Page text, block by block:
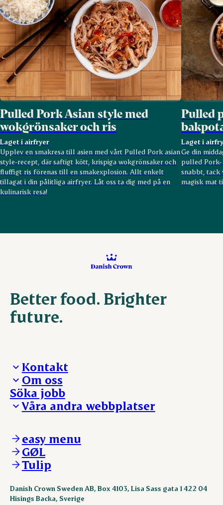
Pulled Pork Asian style med
wokgrönsaker och ris
Laget i airfryer
Upplev en smakresa till asien med vårt Pulled Pork asian
style-recept, där saftigt kött, krispiga wokgrönsaker och
fluffigt ris förenas till en smakexplosion. Allt enkelt
tillagat i din pålitliga airfryer. Låt oss ta dig med på en
kulinarisk resa!
Pulled
Laget i
Ge din
pulled Pork-
snabbt, tack
magisk mat
Better food. Brighter
future.
Kontakt
Presskontakt – För dig som är journalist
Reklamation
Visselblåsning
Om oss
Vi tar ledningen
Våra ställen
Söka jobb
Våra andra webbplatser
ESS-FOOD.com
KLS.se
nordicspoor.com
sokolow.pl
easy menu
GØL
Tulip
Danish Crown Sweden AB, Box 4103, Lisa Sass gata 1 422 04
Hisings Backa, Sverige